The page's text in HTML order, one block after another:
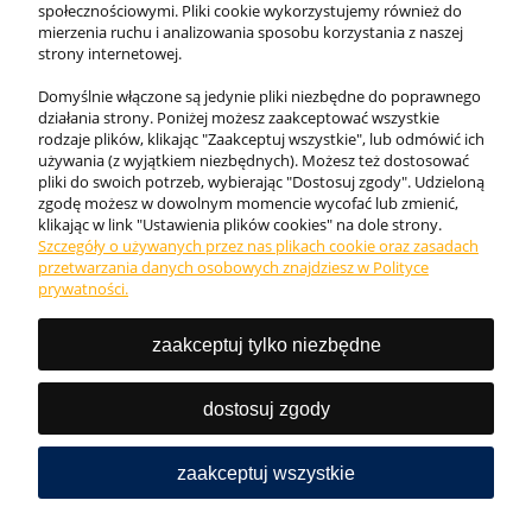
Internetowy sklep KING BHP. Odzież robocza, obuwie
ochronne i akcesoria najwyższej jakości ✓. Zadbaj o
bezpieczeństwo w pracy!
Tel.:727 777 987
Email: sklep@kingbhp.pl
NIP: 9581591905 REGON: 368802421
społecznościowymi. Pliki cookie wykorzystujemy również do
mierzenia ruchu i analizowania sposobu korzystania z naszej
strony internetowej.
Domyślnie włączone są jedynie pliki niezbędne do poprawnego
działania strony. Poniżej możesz zaakceptować wszystkie
rodzaje plików, klikając "Zaakceptuj wszystkie", lub odmówić ich
używania (z wyjątkiem niezbędnych). Możesz też dostosować
pliki do swoich potrzeb, wybierając "Dostosuj zgody". Udzieloną
zgodę możesz w dowolnym momencie wycofać lub zmienić,
klikając w link "Ustawienia plików cookies" na dole strony.
Szczegóły o używanych przez nas plikach cookie oraz zasadach
przetwarzania danych osobowych znajdziesz w Polityce
prywatności.
zaakceptuj tylko niezbędne
dostosuj zgody
zaakceptuj wszystkie